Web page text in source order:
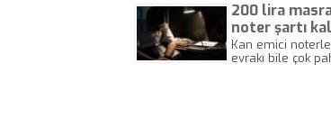
200 lira
noter şartı
Kan emici
evrakı bile çok